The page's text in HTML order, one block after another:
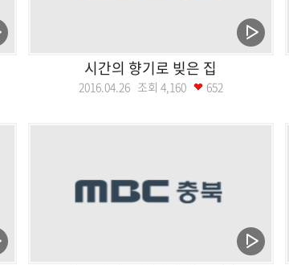
시간의 향기로 빚은 집
2016.04.26 조회 4,160 652